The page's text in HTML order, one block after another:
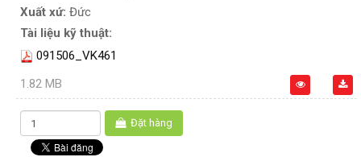
Xuất xứ: Đức
Tài liệu kỹ thuật:
091506_VK461
1.82 MB
Đặt hàng